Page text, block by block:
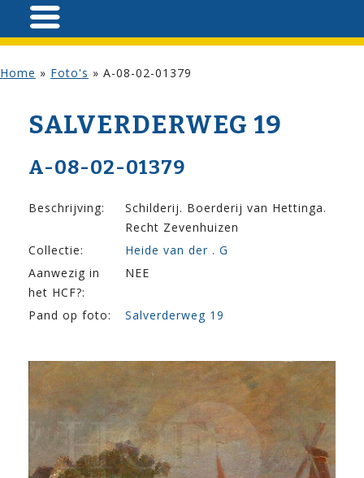
Home » Foto's » A-08-02-01379
SALVERDERWEG 19
A-08-02-01379
Beschrijving:
Schilderij. Boerderij van Hettinga.
Recht Zevenhuizen
Collectie:
Heide van der . G
Aanwezig in
het HCF?:
NEE
Pand op foto: Salverderweg 19